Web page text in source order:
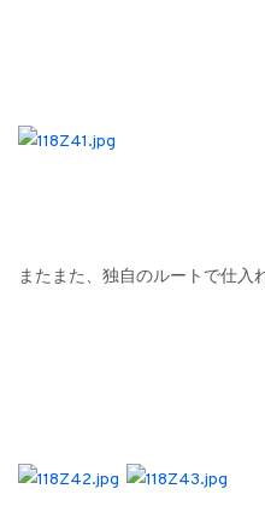
またまた、独自のルートで仕入